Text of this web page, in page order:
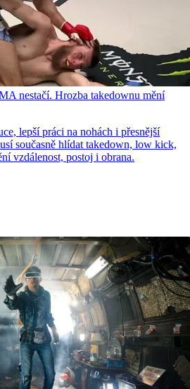
nestačí. Hrozba takedownu mění
lepší práci na nohách i přesnější
současně hlídat takedown, low kick,
vzdálenost, postoj i obrana.